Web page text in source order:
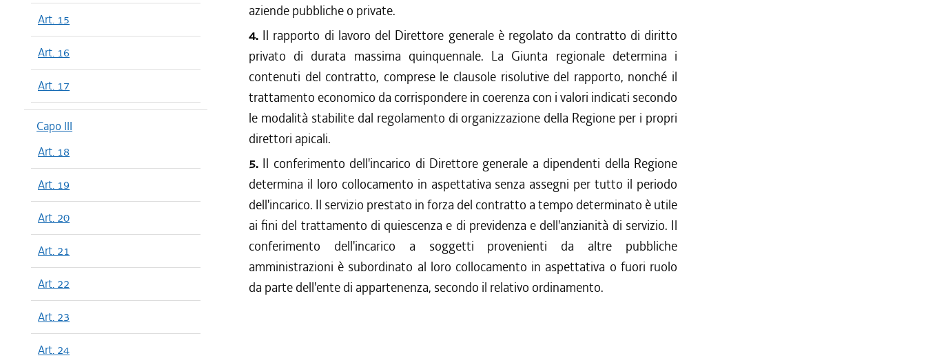
Art. 15
Art. 16
Art. 17
Capo III
Art. 18
Art. 19
Art. 20
Art. 21
Art. 22
Art. 23
Art. 24
aziende pubbliche o private.
4. Il rapporto di lavoro del Direttore generale è regolato da contratto di diritto
privato di durata massima quinquennale. La Giunta regionale determina i
contenuti del contratto, comprese le clausole risolutive del rapporto, nonché il
trattamento economico da corrispondere in coerenza con i valori indicati secondo
le modalità stabilite dal regolamento di organizzazione della Regione per i propri
direttori apicali.
5. Il conferimento dell'incarico di Direttore generale a dipendenti della Regione
determina il loro collocamento in aspettativa senza assegni per tutto il periodo
dell'incarico. Il servizio prestato in forza del contratto a tempo determinato è utile
ai fini del trattamento di quiescenza e di previdenza e dell'anzianità di servizio. Il
conferimento dell'incarico a soggetti provenienti da altre pubbliche
amministrazioni è subordinato al loro collocamento in aspettativa o fuori ruolo
da parte dell'ente di appartenenza, secondo il relativo ordinamento.